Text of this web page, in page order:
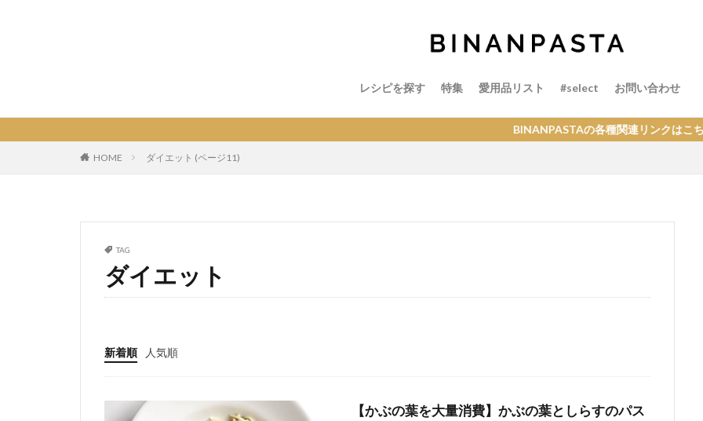
レシピを探す 特集 愛用品リスト #select お問い合わせ
BINANPASTAの各種関連リンクはこちら
HOME ダイエット (ページ11)
TAG
ダイエット
新着順 人気順
【かぶの葉を大量消費】かぶの葉としらすのパス